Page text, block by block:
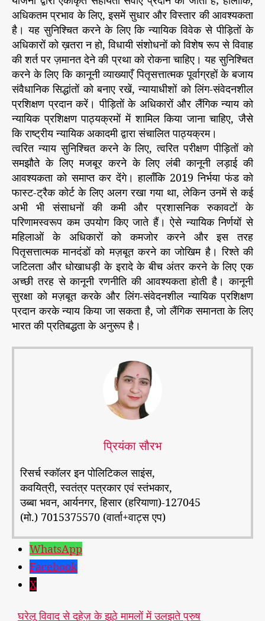
अधिकतम प्रभाव के लिए, इसमें सुधार और विस्तार की आवश्यकता
है। यह सुनिश्चित करने के लिए कि न्यायिक विवेक से पीड़ितों के
अधिकारों को ख़तरा न हो, विधायी संशोधनों को विशेष रूप से विवाह
की शर्त पर ज़मानत देने की प्रथा को रोकना चाहिए। यह सुनिश्चित
करने के लिए कि कानूनी व्याख्याएँ पितृसत्तात्मक पूर्वाग्रहों के बजाय
संवैधानिक सिद्धांतों को बनाए रखें, न्यायाधीशों को लिंग-संवेदनशील
प्रशिक्षण प्रदान करें। पीड़ितों के अधिकारों और लैंगिक न्याय को
न्यायिक प्रशिक्षण पाठ्यक्रमों में शामिल किया जाना चाहिए, जैसे
कि राष्ट्रीय न्यायिक अकादमी द्वारा संचालित पाठ्यक्रम।
त्वरित न्याय सुनिश्चित करने के लिए, त्वरित परीक्षण पीड़ितों को
समझौते के लिए मजबूर करने के लिए लंबी कानूनी लड़ाई की
आवश्यकता को समाप्त कर देंगे। हालाँकि 2019 निर्भया फंड को
फास्ट-ट्रैक कोर्ट के लिए अलग रखा गया था, लेकिन उनमें से कई
अभी भी संसाधनों की कमी और प्रशासनिक रुकावटों के
परिणामस्वरूप कम उपयोग किए जाते हैं। ऐसे न्यायिक निर्णयों से
महिलाओं के अधिकारों को कमजोर करने और इस तरह
पितृसत्तात्मक मानदंडों को मज़बूत करने का जोखिम है। रिश्ते की
जटिलता और धोखाधड़ी के इरादे के बीच अंतर करने के लिए एक
अच्छी तरह से कानूनी रणनीति की आवश्यकता होती है। कानूनी
सुरक्षा को मज़बूत करके और लिंग-संवेदनशील न्यायिक प्रशिक्षण
प्रदान करके न्याय किया जा सकता है, जो लैंगिक समानता के लिए
भारत की प्रतिबद्धता के अनुरूप है।
प्रियंका सौरभ
रिसर्च स्कॉलर इन पोलिटिकल साइंस,
कवयित्री, स्वतंत्र पत्रकार एवं स्तंभकार,
उब्बा भवन, आर्यनगर, हिसार (हरियाणा)-127045
(मो.) 7015375570 (वार्ता+वाट्स एप)
WhatsApp
Facebook
X
घरेलू विवाद से दहेज़ के झूठे मामलों में उलझते पुरुष